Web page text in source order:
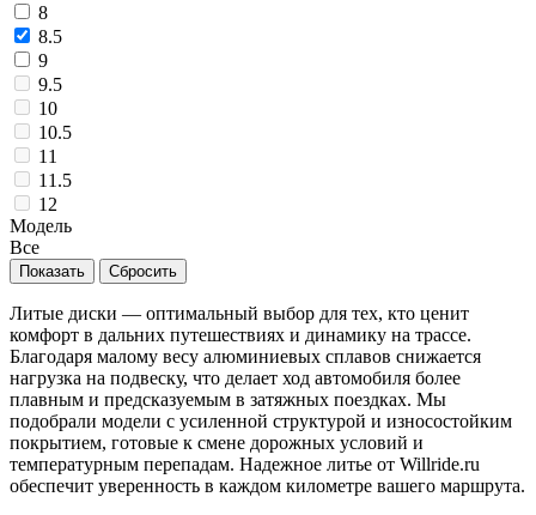
8
8.5
9
9.5
10
10.5
11
11.5
12
Модель
Все
Литые диски — оптимальный выбор для тех, кто ценит
комфорт в дальних путешествиях и динамику на трассе.
Благодаря малому весу алюминиевых сплавов снижается
нагрузка на подвеску, что делает ход автомобиля более
плавным и предсказуемым в затяжных поездках. Мы
подобрали модели с усиленной структурой и износостойким
покрытием, готовые к смене дорожных условий и
температурным перепадам. Надежное литье от Willride.ru
обеспечит уверенность в каждом километре вашего маршрута.